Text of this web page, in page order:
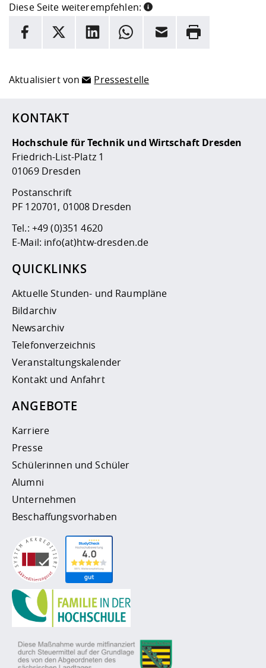
Diese Seite weiterempfehlen:
INFORMATION
Facebook
X LinkedInWhatsappE-Mail Drucken
Aktualisiert von Pressestelle
KONTAKT
Hochschule für Technik und Wirtschaft Dresden
Friedrich-List-Platz 1
01069 Dresden
Postanschrift
PF 120701, 01008 Dresden
Tel.: +49 (0)351 4620
E-Mail: info(at)htw-dresden.de
QUICKLINKS
Aktuelle Stunden- und Raumpläne
Bildarchiv
Newsarchiv
Telefonverzeichnis
Veranstaltungskalender
Kontakt und Anfahrt
ANGEBOTE
Karriere
Presse
Schülerinnen und Schüler
Alumni
Unternehmen
Beschaffungsvorhaben